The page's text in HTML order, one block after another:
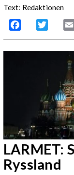
Text: Redaktionen
Facebook Twitter
LARMET:
Ryssland